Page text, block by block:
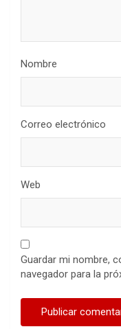
Nombre
Correo electrónico
Web
Guardar mi nombre,
navegador para la